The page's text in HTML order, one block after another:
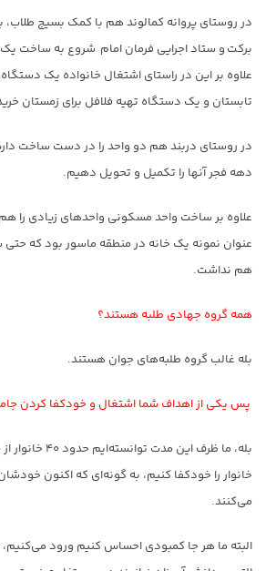
در روستای پروانه کمالوند هم با کمک بسیج طلاب،
برکت و ستاد اجرایی فرمان امام شروع به ساخت
علاوه بر این در راستای اشتغال خانواده یک
تابستان و یک دستگاه تهیه فلافل برای زمستان
در روستای دربند هم دو واحد را در دست ساخت
دهه فجر آنها را تکمیل و تحویل دهیم.
علاوه بر ساخت واحد مسکونی واحد‌های زیادی را هم
عنوان نمونه یک خانه در منطقه ماسور بود که
هم نداشت.
همه گروه جهادی طلبه هستند؟
بله غالب گروه طلبه‌های جوان هستند.
پس یکی از اهداف شما اشتغال و خودکفا کردن
خانوار را خودکفا کنیم، به گونه‌ای که اکنون
می‌کنند.
البته ما هر جا کمبودی احساس کنیم ورود